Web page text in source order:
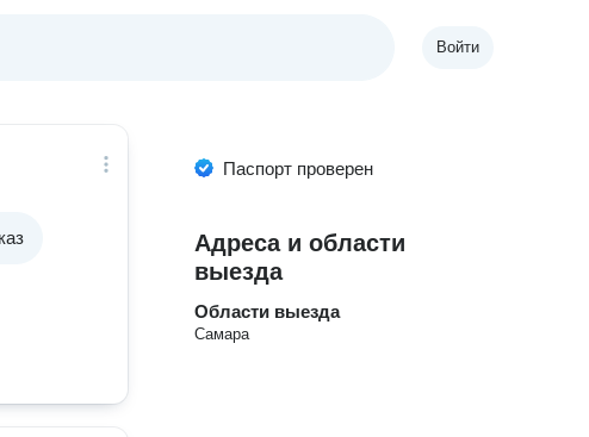
Войти
Паспорт проверен
Адреса и области
выезда
Области выезда
Самара